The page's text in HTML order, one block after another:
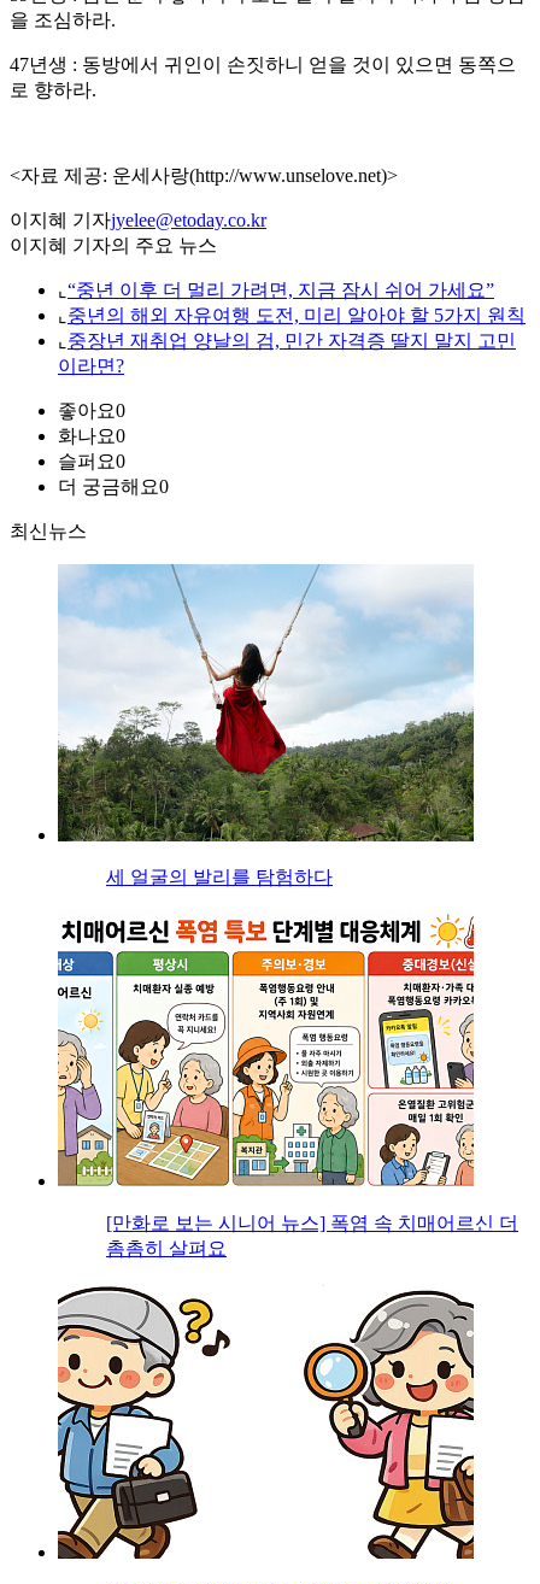
을 조심하라.
47년생 : 동방에서 귀인이 손짓하니 얻을 것이 있으면 동쪽으
로 향하라.
<자료 제공: 운세사랑(http://www.unselove.net)>
이지혜 기자jyelee@etoday.co.kr
이지혜 기자의 주요 뉴스
⌞ “중년 이후 더 멀리 가려면, 지금 잠시 쉬어 가세요”
⌞ 중년의 해외 자유여행 도전, 미리 알아야 할 5가지 원칙
⌞ 중장년 재취업 양날의 검, 민간 자격증 딸지 말지 고민
이라면?
좋아요0
화나요0
슬퍼요0
더 궁금해요0
최신뉴스
세 얼굴의 발리를 탐험하다
[만화로 보는 시니어 뉴스] 폭염 속 치매어르신 더
촘촘히 살펴요